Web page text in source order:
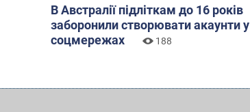
В Австралії підліткам до 16 років
заборонили створювати акаунти у
соцмережах
188